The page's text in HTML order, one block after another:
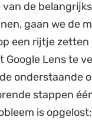
van de
gaan we de
een rijtje zetten
Google Lens te
onderstaande
stappen
is opgelost: